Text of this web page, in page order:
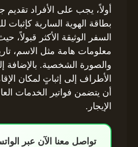
أولاً، يجب على الأفراد تقديم
بطاقة الهوية السارية كإثبات
السفر الوثيقة الأكثر قبولاً،
معلومات هامة مثل الاسم،
والصورة الشخصية. بالإضافة
الأطراف إلى إثباتٍ لمكان
أن يتضمن فواتير الخدمات
الإيجار.
تواصل معنا الآن عبر